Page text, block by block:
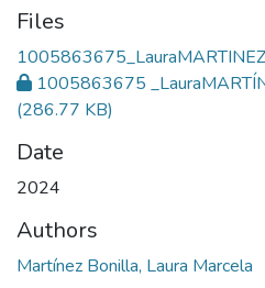
Files
1005863675
(286.77 KB)
Date
2024
Authors
Martínez Bonilla, Laura Marcela